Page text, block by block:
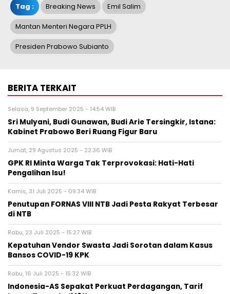
Tag : Breaking News Emil Salim
Mantan Menteri Negara PPLH
Presiden Prabowo Subianto
BERITA TERKAIT
Selasa, 9 September 2025 - 14:54 WIB
Sri Mulyani, Budi Gunawan, Budi Arie Tersingkir, Istana:
Kabinet Prabowo Beri Ruang Figur Baru
Jumat, 29 Agustus 2025 - 22:36 WIB
GPK RI Minta Warga Tak Terprovokasi: Hati-Hati
Pengalihan Isu!
Kamis, 31 Juli 2025 - 09:34 WIB
Penutupan FORNAS VIII NTB Jadi Pesta Rakyat Terbesar
di NTB
Rabu, 23 Juli 2025 - 15:27 WIB
Kepatuhan Vendor Swasta Jadi Sorotan dalam Kasus
Bansos COVID-19 KPK
Rabu, 16 Juli 2025 - 15:32 WIB
Indonesia-AS Sepakat Perkuat Perdagangan, Tarif